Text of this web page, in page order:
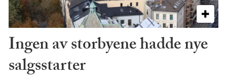
Ingen av storbyene hadde nye
salgsstarter